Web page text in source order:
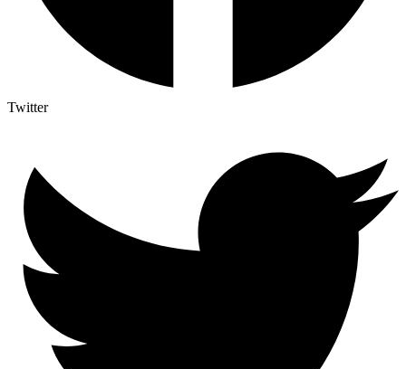
Twitter